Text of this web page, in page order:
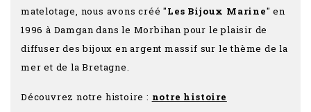
matelotage, nous avons créé "Les Bijoux Marine" en
1996 à Damgan dans le Morbihan pour le plaisir de
diffuser des bijoux en argent massif sur le thème de la
mer et de la Bretagne.
Découvrez notre histoire : notre histoire